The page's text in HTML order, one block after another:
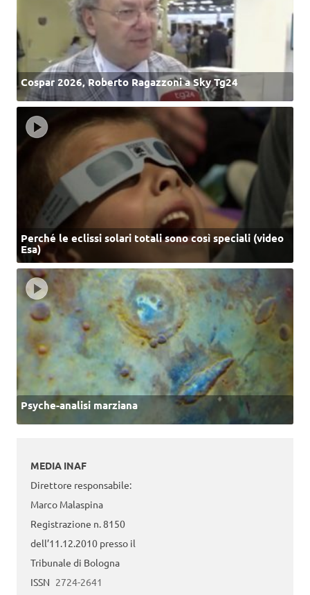
Cospar 2026, Roberto Ragazzoni a Sky Tg24
Perché le eclissi solari totali sono così speciali (video
Esa)
Psyche-analisi marziana
MEDIA INAF
Direttore responsabile:
Marco Malaspina
Registrazione n. 8150
dell’11.12.2010 presso il
Tribunale di Bologna
ISSN 2724-2641